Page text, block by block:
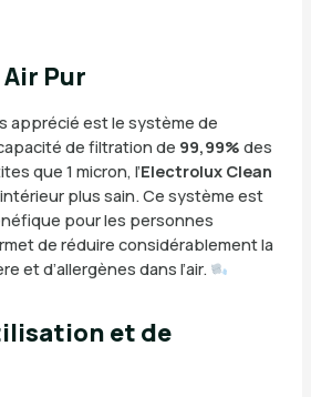
Pur
apprécié est le système de
de filtration de 99,99% des
que 1 micron, l’Electrolux Clean
plus sain. Ce système est
pour les personnes
de réduire considérablement la
et d’allergènes dans l’air.
et de